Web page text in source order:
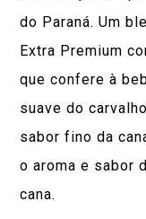
do Paraná. Um
Extra Premium
que confere à
suave do
sabor fino da
o aroma e sabor
cana.